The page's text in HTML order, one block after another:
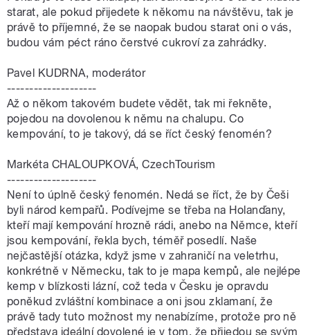
starat, ale pokud přijedete k někomu na návštěvu, tak je
právě to příjemné, že se naopak budou starat oni o vás,
budou vám péct ráno čerstvé cukroví za zahrádky.
Pavel KUDRNA, moderátor
--------------------
Až o někom takovém budete vědět, tak mi řekněte,
pojedou na dovolenou k němu na chalupu. Co
kempování, to je takový, dá se říct český fenomén?
Markéta CHALOUPKOVÁ, CzechTourism
--------------------
Není to úplně český fenomén. Nedá se říct, že by Češi
byli národ kempařů. Podívejme se třeba na Holanďany,
kteří mají kempování hrozně rádi, anebo na Němce, kteří
jsou kempování, řekla bych, téměř posedlí. Naše
nejčastější otázka, když jsme v zahraničí na veletrhu,
konkrétně v Německu, tak to je mapa kempů, ale nejlépe
kemp v blízkosti lázní, což teda v Česku je opravdu
poněkud zvláštní kombinace a oni jsou zklamaní, že
právě tady tuto možnost my nenabízíme, protože pro ně
představa ideální dovolené je v tom, že přijedou se svým